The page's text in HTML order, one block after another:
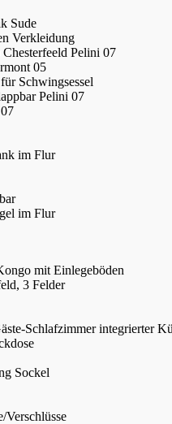
Sude
Verkleidung
Pelini 07
05
Schwingsessel
Pelini 07
im Flur
im Flur
mit Einlegeböden
3 Felder
Schlafzimmer integrierter
Sockel
Verschlüsse